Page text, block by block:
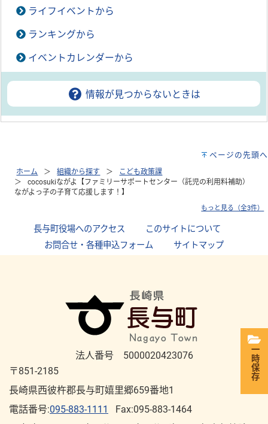
ライフイベントから
ランキングから
イベントカレンダーから
情報が見つからないときは
ページの先頭へ
ホーム 組織から探す
こども政策課
cocosukiながよ【ファミリーサポートセンター（託児の利用料補助）
ながよっ子の子育て応援します！】
もっと見る（全3件）
長与町役場へのアクセス このサイトについて
お問合せ・各種申込フォーム
サイトマップ
法人番号 5000020423076
〒851-2185
長崎県西彼杵郡長与町嬉里郷659番地1
電話番号:095-883-1111
Fax:095-883-1464
一時保存